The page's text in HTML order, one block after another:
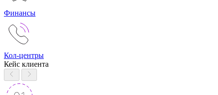
Финансы
Кол-центры
Кейс клиента